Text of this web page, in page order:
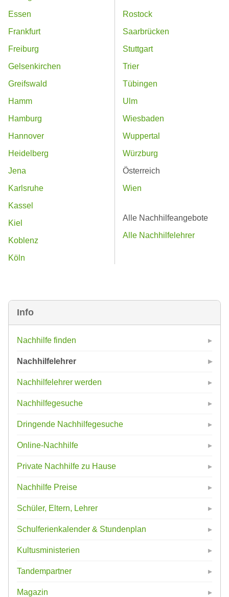
Info
Nachhilfe finden
Nachhilfelehrer
Nachhilfelehrer werden
Nachhilfegesuche
Dringende Nachhilfegesuche
Online-Nachhilfe
Private Nachhilfe zu Hause
Nachhilfe Preise
Schüler, Eltern, Lehrer
Schulferienkalender & Stundenplan
Kultusministerien
Tandempartner
Magazin
Essen
Frankfurt
Freiburg
Gelsenkirchen
Greifswald
Hamm
Hamburg
Hannover
Heidelberg
Jena
Karlsruhe
Kassel
Kiel
Koblenz
Köln
Rostock
Saarbrücken
Stuttgart
Trier
Tübingen
Ulm
Wiesbaden
Wuppertal
Würzburg
Österreich
Wien
Alle Nachhilfeangebote
Alle Nachhilfelehrer